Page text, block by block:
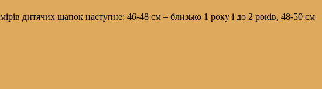
дитячих шапок наступне: 46-48 см – близько 1 року і до 2 років, 48-50 см